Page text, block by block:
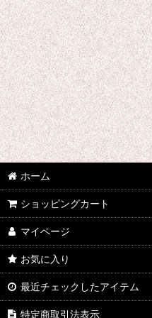
あ行 コスプレ衣装 (全商品)
ウマ娘プリティーダービー
あんさんぶるスターズ
IdentityV
アズールレーン
王様ランキング
イケメン戦国 時をかける恋
イケメン革命 アリスと恋の魔法
イケメンヴァンパイア
A3!(エースリー)
ホーム
ショッピングカート
マイページ
お気に入り
最近チェックしたアイテム
特定商取引法表示